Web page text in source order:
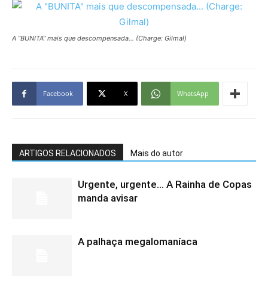
A “BUNITA” mais que descompensada… (Charge: Gilmal)
Facebook X WhatsApp
ARTIGOS RELACIONADOS Mais do autor
Urgente, urgente… A Rainha de Copas
manda avisar
A palhaça megalomaníaca